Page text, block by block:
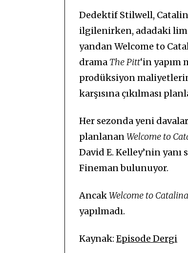
Dedektif Stilwell,
ilgilenirken, adadaki
yandan Welcome to
drama The Pitt‘in
prodüksiyon
karşısına çıkılması
Her sezonda yeni
planlananWelcome to
David E. Kelley’nin yanı
Fineman bulunuyor.
AncakWelcome to Catalina
yapılmadı.
Kaynak: Episode Dergi